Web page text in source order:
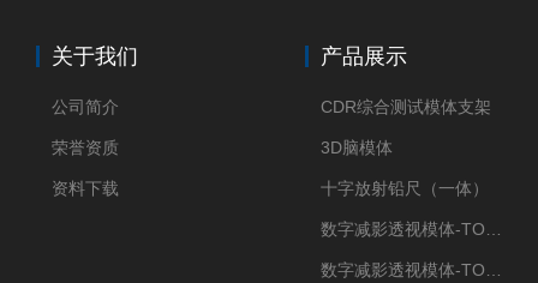
关于我们
公司简介
荣誉资质
资料下载
产品展示
CDR综合测试模体支架
3D脑模体
十字放射铅尺（一体）